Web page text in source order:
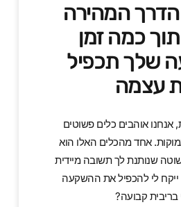
72: הדרך המהירה
כמה זמן
שלך תכפיל
עצמה
אוהבים כלים פשוטים
אחד מהכלים האלו הוא
פשוטה שנותנת לך תשובה מיידית
לי להכפיל את ההשקעה
בריבית קבועה?